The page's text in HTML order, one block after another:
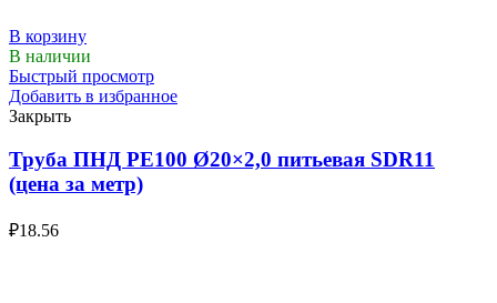
В корзину
В наличии
Быстрый просмотр
Добавить в избранное
Закрыть
Труба ПНД РЕ100 Ø20×2,0 питьевая SDR11
(цена за метр)
₽18.56